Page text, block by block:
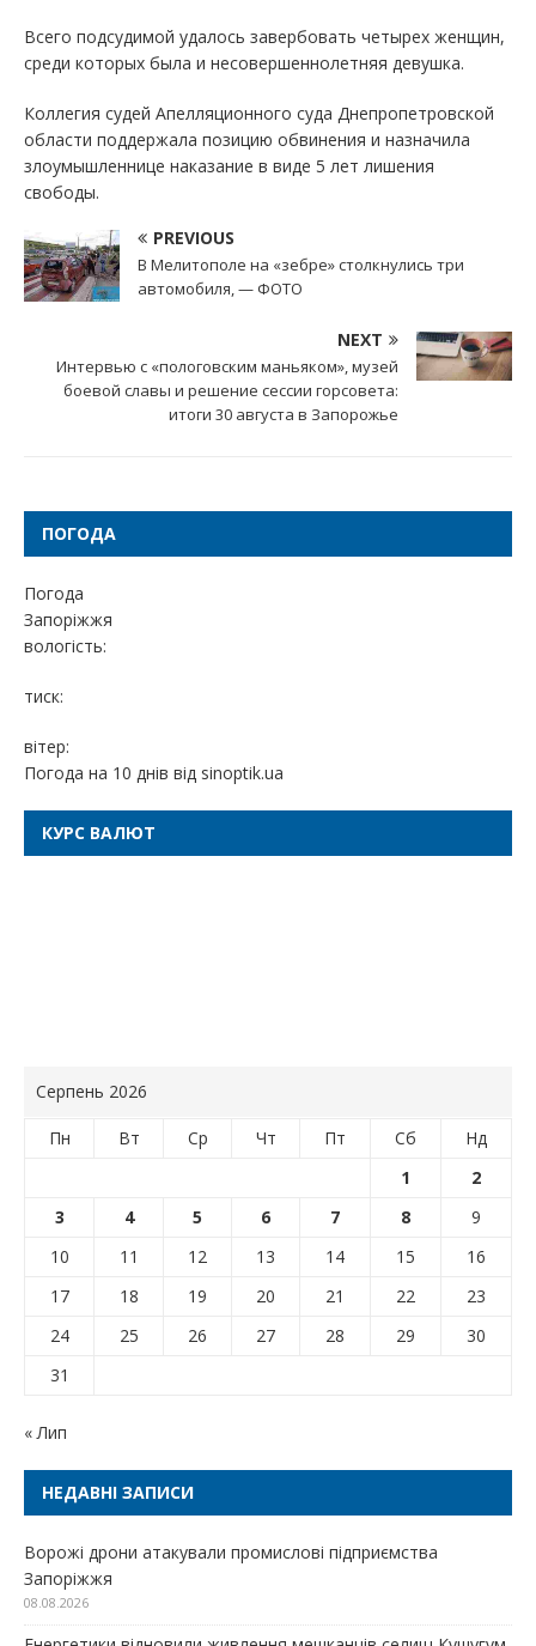
Всего подсудимой удалось завербовать четырех женщин,
среди которых была и несовершеннолетняя девушка.
Коллегия судей Апелляционного суда Днепропетровской
области поддержала позицию обвинения и назначила
злоумышленнице наказание в виде 5 лет лишения
свободы.
PREVIOUS
В Мелитополе на «зебре» столкнулись три
автомобиля, — ФОТО
NEXT
Интервью с «пологовским маньяком», музей
боевой славы и решение сессии горсовета:
итоги 30 августа в Запорожье
ПОГОДА
Погода
Запоріжжя
вологість:
тиск:
вітер:
Погода на 10 днів від sinoptik.ua
КУРС ВАЛЮТ
Серпень 2026
Пн Вт Ср Чт Пт Сб
Нд
1
2
3
4 5 6 7 8
9
10
11 12 13 14 15
16
17
18 19 20 21 22
23
24
25 26 27 28 29
30
31
« Лип
НЕДАВНІ ЗАПИСИ
Ворожі дрони атакували промислові підприємства
Запоріжжя
08.08.2026